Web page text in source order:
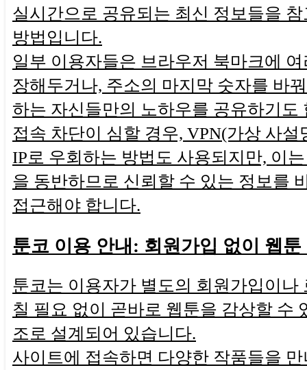
실시간으로 공유되는 최신 정보들을
방법입니다.
일부 이용자들은 브라우저 북마크에
장해두거나, 주소의 마지막 숫자를 바
하는 자신들만의 노하우를 공유하기도
접속 차단이 심할 경우, VPN(가상 사설
IP로 우회하는 방법도 사용되지만, 이
을 동반하므로 신뢰할 수 있는 정보를
접근해야 합니다.
툰코 이용 안내: 회원가입 없이 웹
툰코는 이용자가 별도의 회원가입이나
칠 필요 없이 곧바로 웹툰을 감상할 수
조로 설계되어 있습니다.
사이트에 접속하면 다양한 작품들을